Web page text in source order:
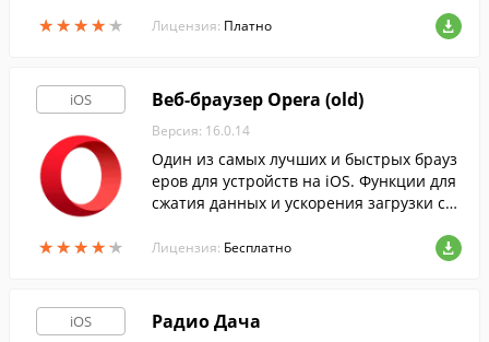
★★★★★
★★★★★ Лицензия: Платно
iOS
★★★★★
★★★★★
Веб-браузер Opera (old)
Версия: 16.0.14
Один из самых лучших и быстрых брауз
еров для устройств на iOS. Функции для
сжатия данных и ускорения загрузки ст
интернет-серфингом и сэкономить на св
Лицензия: Бесплатно
iOS Радио Дача